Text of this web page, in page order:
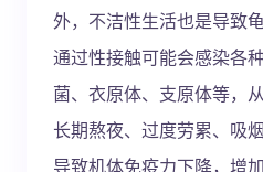
外，不洁性生活也是导致
通过性接触可能会感染各
菌、衣原体、支原体等，
长期熬夜、过度劳累、吸
导致机体免疫力下降，增